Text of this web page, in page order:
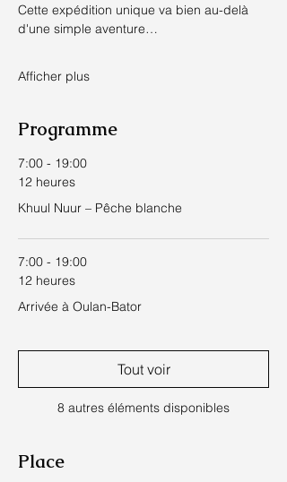
Cette expédition unique va bien au-delà
d'une simple aventure…
Afficher plus
Programme
7:00 - 19:00
12 heures
Khuul Nuur – Pêche blanche
7:00 - 19:00
12 heures
Arrivée à Oulan-Bator
8 autres éléments disponibles
Tout voir
Place